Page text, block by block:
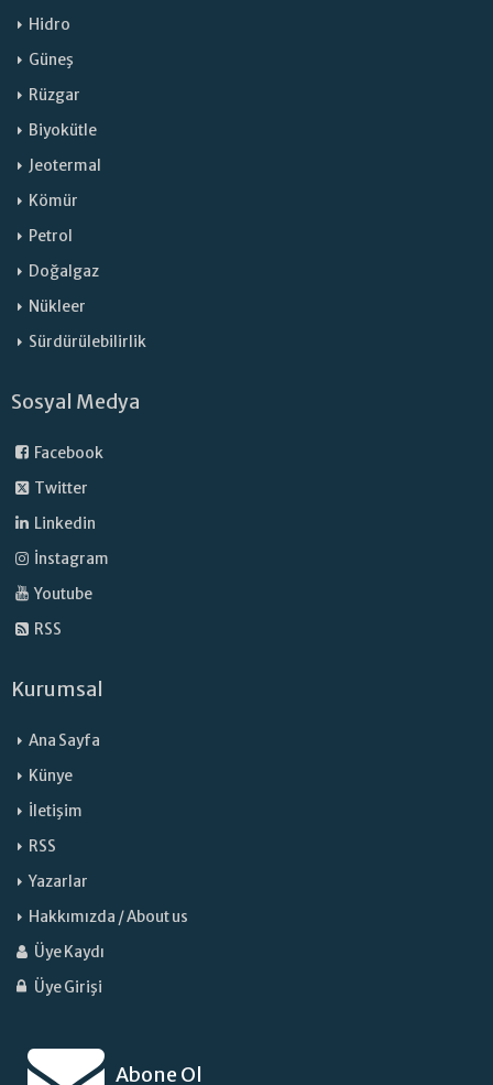
Hidro
Güneş
Rüzgar
Biyokütle
Jeotermal
Kömür
Petrol
Doğalgaz
Nükleer
Sürdürülebilirlik
Sosyal Medya
Facebook
Twitter
Linkedin
İnstagram
Youtube
RSS
Kurumsal
Ana Sayfa
Künye
İletişim
RSS
Yazarlar
Hakkımızda / About us
Üye Kaydı
Üye Girişi
Abone Ol